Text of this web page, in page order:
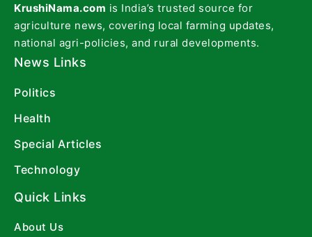
KrushiNama.com is India’s trusted source for
agriculture news, covering local farming updates,
national agri-policies, and rural developments.
News Links
Politics
Health
Special Articles
Technology
Quick Links
About Us